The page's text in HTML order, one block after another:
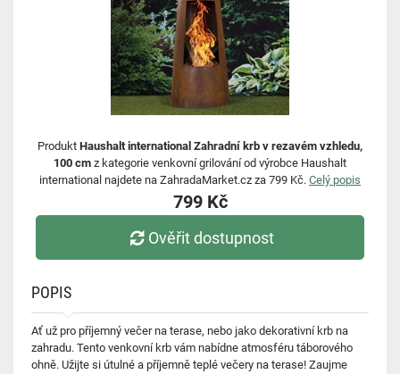
Produkt Haushalt international Zahradní krb v rezavém vzhledu,
100 cm z kategorie venkovní grilování od výrobce Haushalt
international najdete na ZahradaMarket.cz za 799 Kč. Celý popis
799 Kč
Ověřit dostupnost
POPIS
Ať už pro příjemný večer na terase, nebo jako dekorativní krb na
zahradu. Tento venkovní krb vám nabídne atmosféru táborového
ohně. Užijte si útulné a příjemně teplé večery na terase! Zaujme